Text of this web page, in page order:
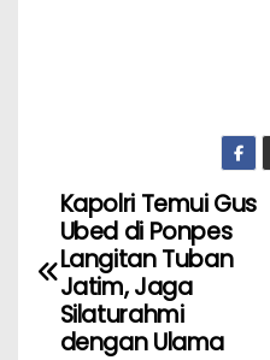
Kapolri Temui Gus
Ubed di Ponpes
Langitan Tuban
Jatim, Jaga
Silaturahmi
dengan Ulama